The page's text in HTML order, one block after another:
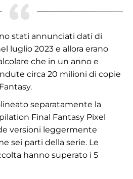
stati annunciati dati di
luglio 2023 e allora erano
che in un anno e
circa 20 milioni di copie
separatamente la
Final Fantasy Pixel
versioni leggermente
sei parti della serie. Le
hanno superato i 5